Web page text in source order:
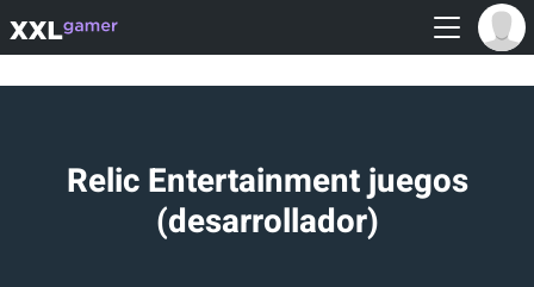
Relic Entertainment juegos
(desarrollador)